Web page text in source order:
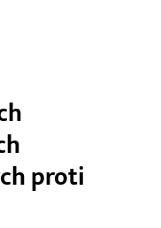
proti